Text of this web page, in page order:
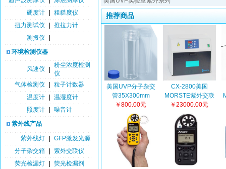
硬度计
粗糙度仪
扭力测试仪
推拉力计
测振仪
环境检测仪器
风速仪
粉尘浓度检测
仪
气体检测仪
粒子计数器
温度计
温湿度计
照度计
噪音计
紫外线产品
紫外线灯
GFP激发光源
分子杂交箱
紫外交联仪
荧光检漏灯
荧光检漏剂
推荐商品
美国UVP分子杂交
管35X300mm
￥800.00元
CX-2800美国
MORSTE紫外交联
仪
￥23000.00元